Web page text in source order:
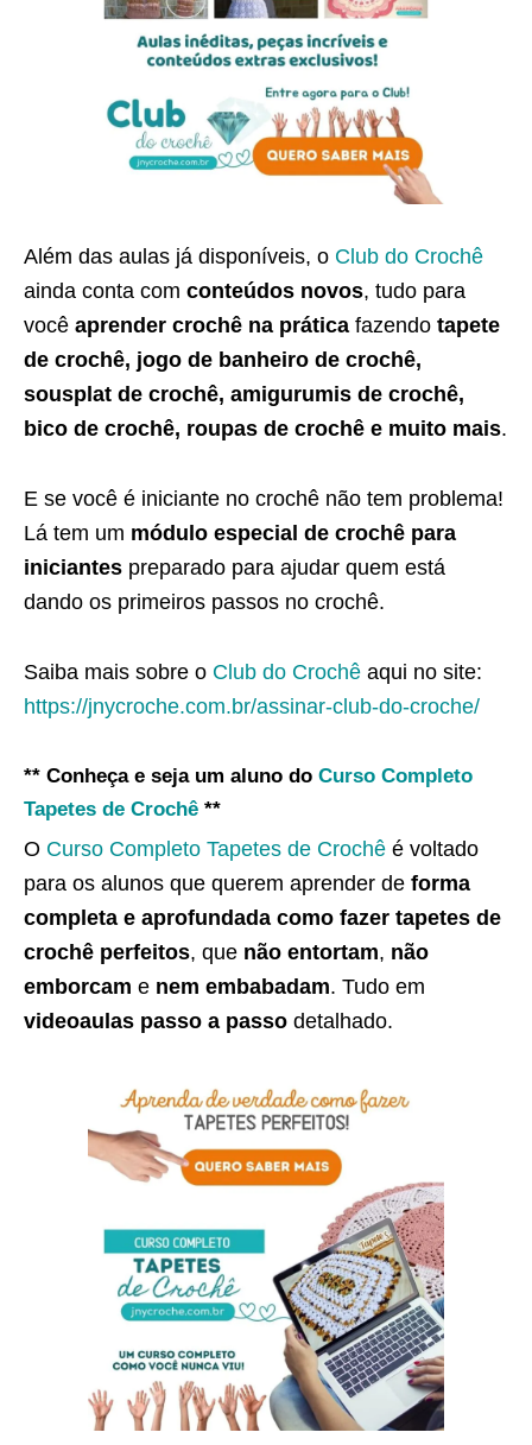
Além das aulas já disponíveis, o Club do Crochê
ainda conta com conteúdos novos, tudo para
você aprender crochê na prática fazendo tapete
de crochê, jogo de banheiro de crochê,
sousplat de crochê, amigurumis de crochê,
bico de crochê, roupas de crochê e muito mais.
E se você é iniciante no crochê não tem problema!
Lá tem um módulo especial de crochê para
iniciantes preparado para ajudar quem está
dando os primeiros passos no crochê.
Saiba mais sobre o Club do Crochê aqui no site:
https://jnycroche.com.br/assinar-club-do-croche/
** Conheça e seja um aluno do Curso Completo
Tapetes de Crochê **
O Curso Completo Tapetes de Crochê é voltado
para os alunos que querem aprender de forma
completa e aprofundada como fazer tapetes de
crochê perfeitos, que não entortam, não
emborcam e nem embabadam. Tudo em
videoaulas passo a passo detalhado.